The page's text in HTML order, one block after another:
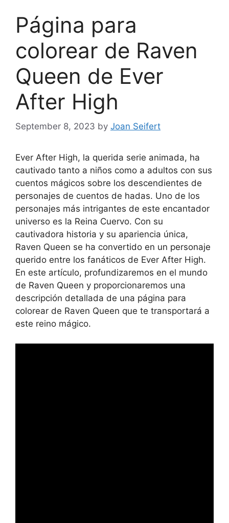
Página para
colorear de Raven
Queen de Ever
After High
September 8, 2023 by Joan Seifert
Ever After High, la querida serie animada, ha
cautivado tanto a niños como a adultos con sus
cuentos mágicos sobre los descendientes de
personajes de cuentos de hadas. Uno de los
personajes más intrigantes de este encantador
universo es la Reina Cuervo. Con su
cautivadora historia y su apariencia única,
Raven Queen se ha convertido en un personaje
querido entre los fanáticos de Ever After High.
En este artículo, profundizaremos en el mundo
de Raven Queen y proporcionaremos una
descripción detallada de una página para
colorear de Raven Queen que te transportará a
este reino mágico.